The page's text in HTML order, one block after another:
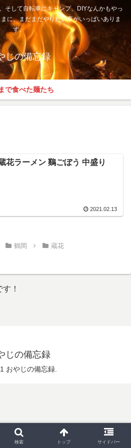
そして自転車にキャンプ、DIYなんかもやっ
に、まだまだやりたい事がいっぱいありま
す。
じの備忘録
で食べた麺たち
花ラーメン 鷄ごぼう 中盛り
2021.02.13
鶴岡 蔵花
！
じの備忘録
おやじの備忘録.
検索 トップ サイドバー